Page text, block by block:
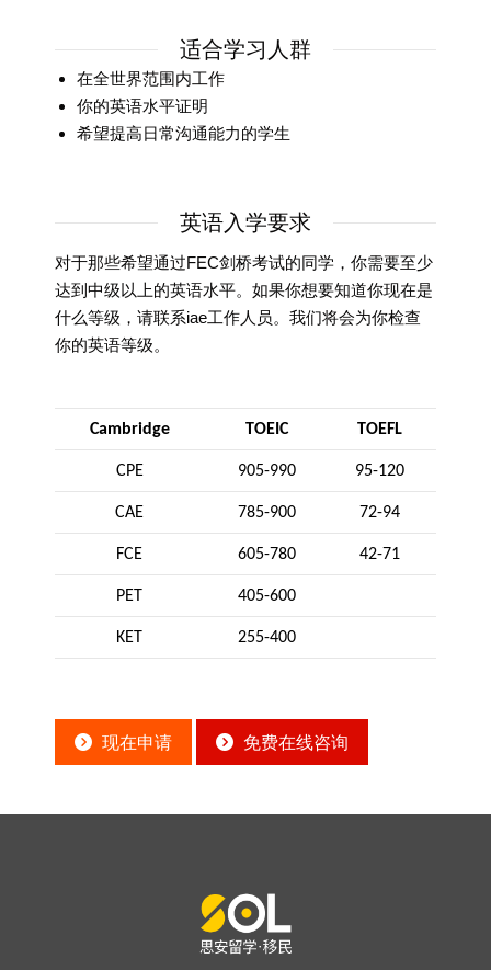
适合学习人群
在全世界范围内工作
你的英语水平证明
希望提高日常沟通能力的学生
英语入学要求
对于那些希望通过FEC剑桥考试的同学，你需要至少
达到中级以上的英语水平。如果你想要知道你现在是
什么等级，请联系iae工作人员。我们将会为你检查
你的英语等级。
Cambridge TOEIC TOEFL
CPE 905-990 95-120
CAE 785-900 72-94
FCE 605-780 42-71
PET 405-600
KET 255-400
现在申请 免费在线咨询